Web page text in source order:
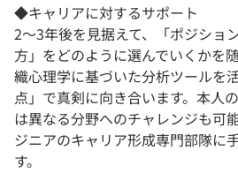
◆キャリアに対するサポート
2～3年後を見据えて、「ポジショ
方」をどのように選んでいくかを
織心理学に基づいた分析ツールを
点」で真剣に向き合います。本人
は異なる分野へのチャレンジも可
ジニアのキャリア形成専門部隊に
す。